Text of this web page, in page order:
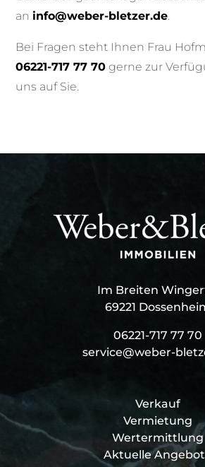
an info@weber-bletzer.de.
Bei Fragen steht Ihnen Frau
06221-717 77 70 gerne zur
uns auf Sie.
Im Breiten
69221
06221-717 77 70
service@weber-
Verkauf
Vermietung
Wertermittlung
Aktuelle